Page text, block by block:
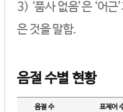
3) ‘품사 없음’은 ‘어
은 것을 말함.
음절 수별 현황
음절 수 표제어